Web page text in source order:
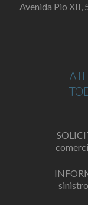
Avenida Pio XII,